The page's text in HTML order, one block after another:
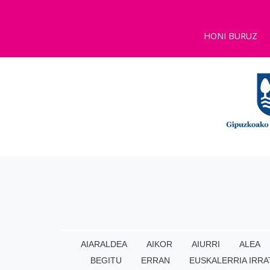
HONI BURUZ
AIARALDEA AIKOR AIURRI ALEA
BEGITU
ERRAN EUSKALERRIA